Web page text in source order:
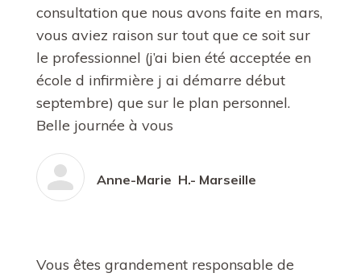
consultation que nous avons faite en mars,
vous aviez raison sur tout que ce soit sur
le professionnel (j’ai bien été acceptée en
école d infirmière j ai démarre début
septembre) que sur le plan personnel.
Belle journée à vous
Anne-Marie H.- Marseille
Vous êtes grandement responsable de